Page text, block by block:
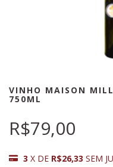
VINHO MAISON
750ML
R$79,00
3 X DE R$26,33 SEM